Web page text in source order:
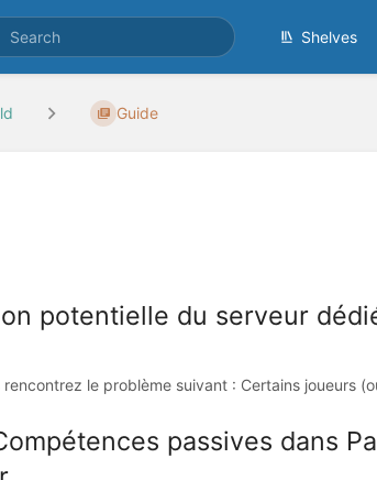
Shelves
Guide
potentielle du serveur
le problème suivant : Certains joueurs
passives dans